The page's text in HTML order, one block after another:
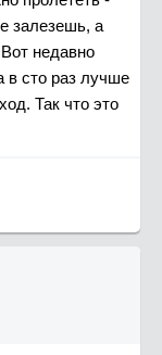
залезешь, а
недавно
в сто раз лучше
Так что это